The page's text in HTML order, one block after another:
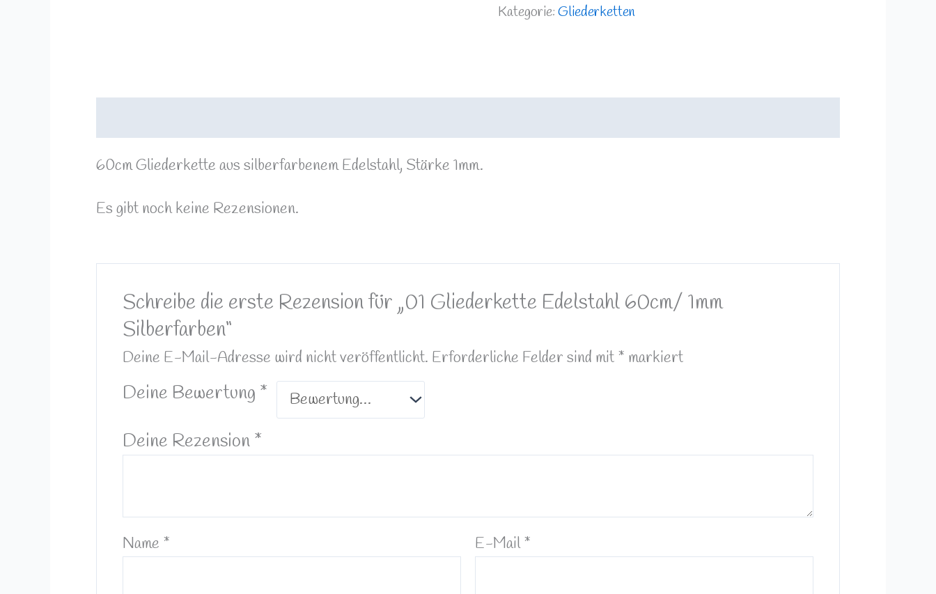
Kategorie:Gliederketten
60cm Gliederkette aus silberfarbenem Edelstahl, Stärke 1mm.
Es gibt noch keine Rezensionen.
Schreibe die erste Rezension für „01 Gliederkette Edelstahl 60cm/ 1mm
Silberfarben“
Deine E-Mail-Adresse wird nicht veröffentlicht. Erforderliche Felder sind mit * markiert
Deine Bewertung *
Deine Rezension*
Name * E-Mail*